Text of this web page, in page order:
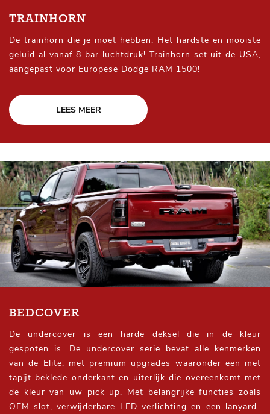
TRAINHORN
De trainhorn die je moet hebben. Het hardste en mooiste
geluid al vanaf 8 bar luchtdruk! Trainhorn set uit de USA,
aangepast voor Europese Dodge RAM 1500!
LEES MEER
BEDCOVER
De undercover is een harde deksel die in de kleur
gespoten is. De undercover serie bevat alle kenmerken
van de Elite, met premium upgrades waaronder een met
tapijt beklede onderkant en uiterlijk die overeenkomt met
de kleur van uw pick up. Met belangrijke functies zoals
OEM-slot, verwijderbare LED-verlichting en een lanyard-